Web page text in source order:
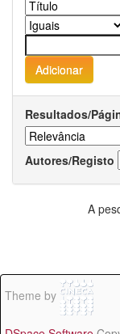
Resultados/
Autores/Registo
A
Theme by